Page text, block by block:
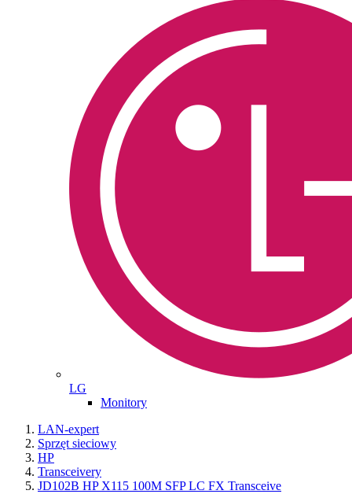
LG
Monitory
LAN-expert
Sprzęt sieciowy
HP
Transceivery
JD102B HP X115 100M SFP LC FX Transceive